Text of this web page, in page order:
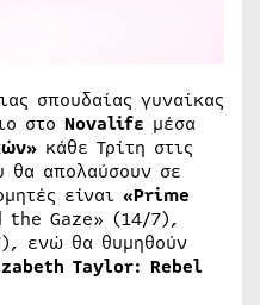
σπουδαίας γυναίκας
στο Novalifε μέσα
» κάθε Τρίτη στις
θα απολαύσουν σε
είναι «Prime
the Gaze» (14/7),
ενώ θα θυμηθούν
Taylor: Rebel